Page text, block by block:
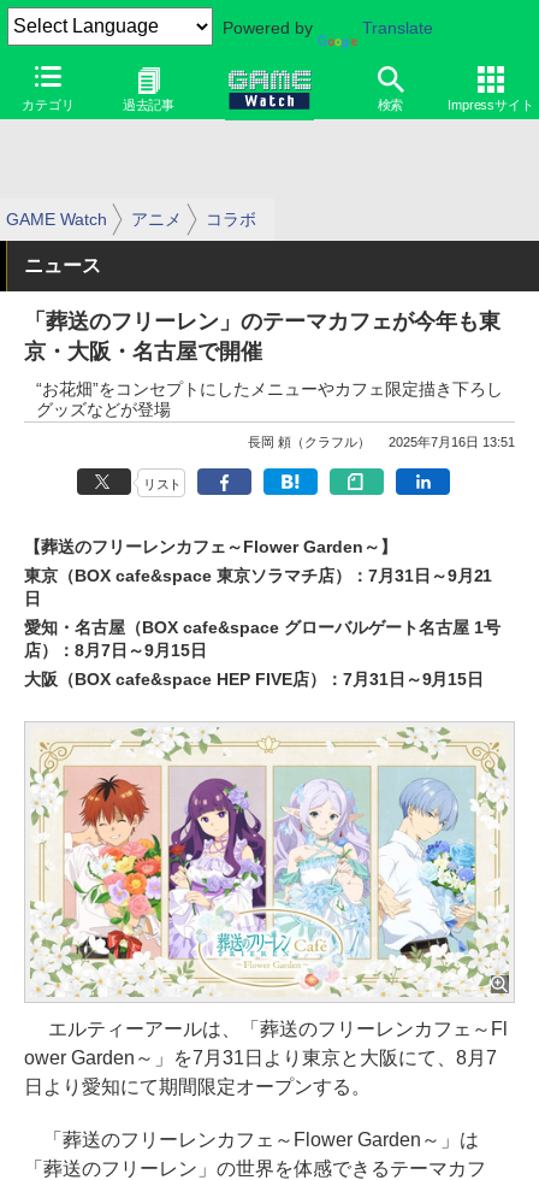
Powered by Translate
カテゴリ 過去記事 検索 Impressサイト
GAME Watch アニメ コラボ
ニュース
「葬送のフリーレン」のテーマカフェが今年も東
京・大阪・名古屋で開催
“お花畑”をコンセプトにしたメニューやカフェ限定描き下ろし
グッズなどが登場
長岡 頼（クラフル） 2025年7月16日 13:51
リスト
【葬送のフリーレンカフェ～Flower Garden～】
東京（BOX cafe&space 東京ソラマチ店）：7月31日～9月21
日
愛知・名古屋（BOX cafe&space グローバルゲート名古屋 1号
店）：8月7日～9月15日
大阪（BOX cafe&space HEP FIVE店）：7月31日～9月15日
エルティーアールは、「葬送のフリーレンカフェ～Fl
ower Garden～」を7月31日より東京と大阪にて、8月7
日より愛知にて期間限定オープンする。
「葬送のフリーレンカフェ～Flower Garden～」は
「葬送のフリーレン」の世界を体感できるテーマカフ